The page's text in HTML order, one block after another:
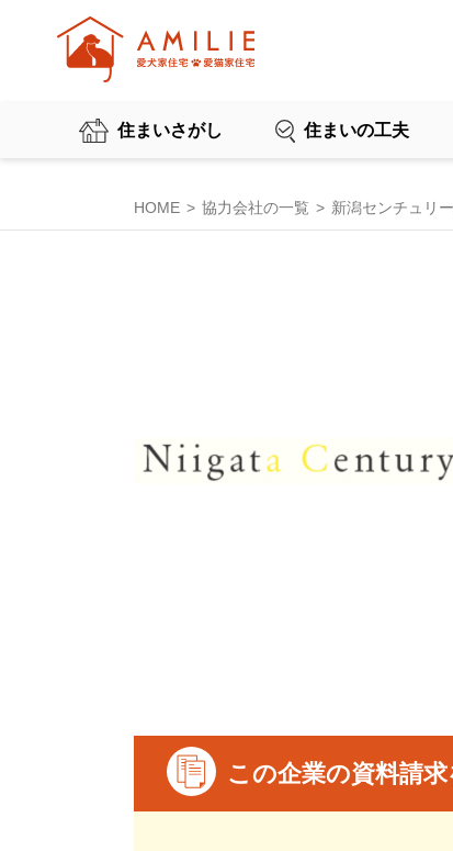
住まいさがし 住まいの工夫
HOME 協力会社の一覧 新潟センチュリ
この企業の資料請